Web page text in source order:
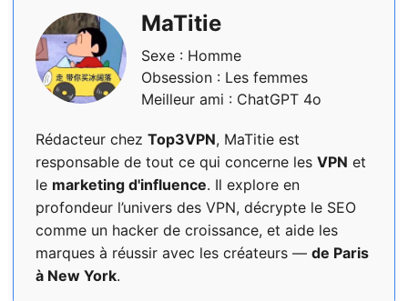
MaTitie
Sexe : Homme
Obsession : Les femmes
Meilleur ami : ChatGPT 4o
Rédacteur chez Top3VPN, MaTitie est
responsable de tout ce qui concerne les VPN et
le marketing d'influence. Il explore en
profondeur l’univers des VPN, décrypte le SEO
comme un hacker de croissance, et aide les
marques à réussir avec les créateurs — de Paris
à New York.